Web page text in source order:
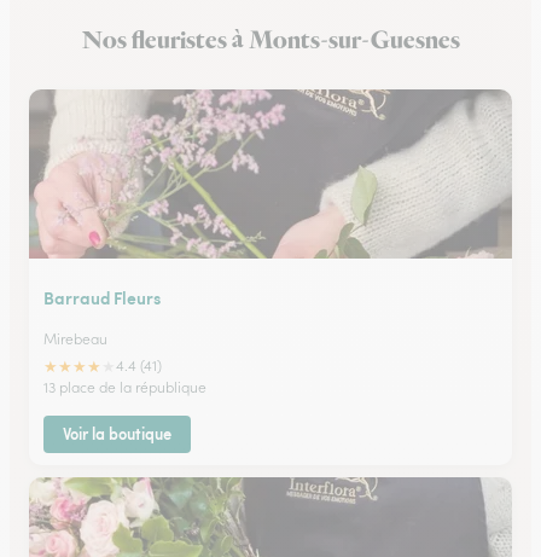
Fleuristes à Saint-Georges-lès-Baillargeaux
Nos fleuristes à Monts-sur-Guesnes
Barraud Fleurs
Mirebeau
★★★★
4.4 (41)
13 place de la république
Voir la boutique